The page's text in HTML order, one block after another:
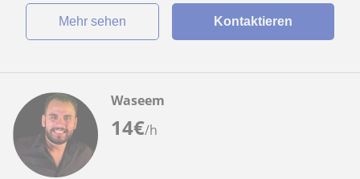
Mehr sehen Kontaktieren
14€/h
Waseem